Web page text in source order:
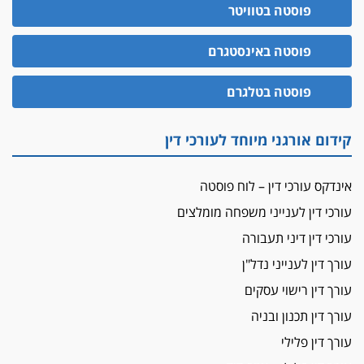
האופנוע חזר הביתה
עו"ד גיל פרידמן והרפתקאות אופנוע השטח שלו
הזכות לטנף
מאסר לעורך הדין
פיקטיביות בשם פלסטינים
על המידתיות
ביה"ד המשמעתי ביטל השעיה לצמיתות של
עורכת-דין שהביעה שמחה ב-7 באוקטובר
אשם
עו"ד הלל בבייב הורשע בהונאת עשרות לקוחות,
ההסדר: 7-9 שנות מאסר
דין ומקרקעין
פוסטה בטוויטר
פוסטה באינסטגרם
פוסטה בטלגרם
קידום אורגני מיוחד לעורכי דין
אינדקס עורכי דין – לוח פוסטה
עורכי דין לענייני משפחה מומלצים
עורכי דין דיני תעבורה
עורך דין לענייני נדל"ן
עורך דין רישוי עסקים
עורך דין תכנון ובניה
עורך דין פלילי